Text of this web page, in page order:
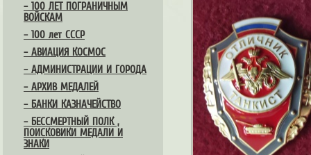
– 100 ЛЕТ ПОГРАНИЧНЫМ
ВОЙСКАМ
– 100 лет СССР
– АВИАЦИЯ КОСМОС
– АДМИНИСТРАЦИИ И ГОРОДА
– АРХИВ МЕДАЛЕЙ
– БАНКИ КАЗНАЧЕЙСТВО
– БЕССМЕРТНЫЙ ПОЛК ,
ПОИСКОВИКИ МЕДАЛИ И
ЗНАКИ